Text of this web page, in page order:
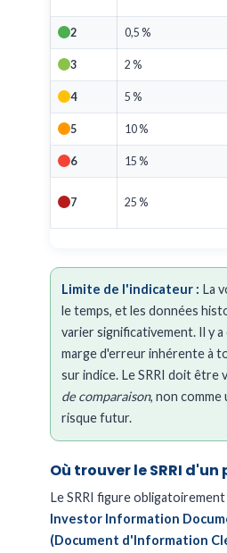
2 0,5 %
3 2 %
4 5 %
5 10 %
6 15 %
7 25 %
Limite de l'indicateur : La
le temps, et les données
varier significativement. Il y
marge d'erreur inhérente à
sur indice. Le SRRI doit être
de comparaison, non comme
risque futur.
Où trouver le SRRI
Le SRRI figure obligatoirement
Investor Information
(Document d'Information